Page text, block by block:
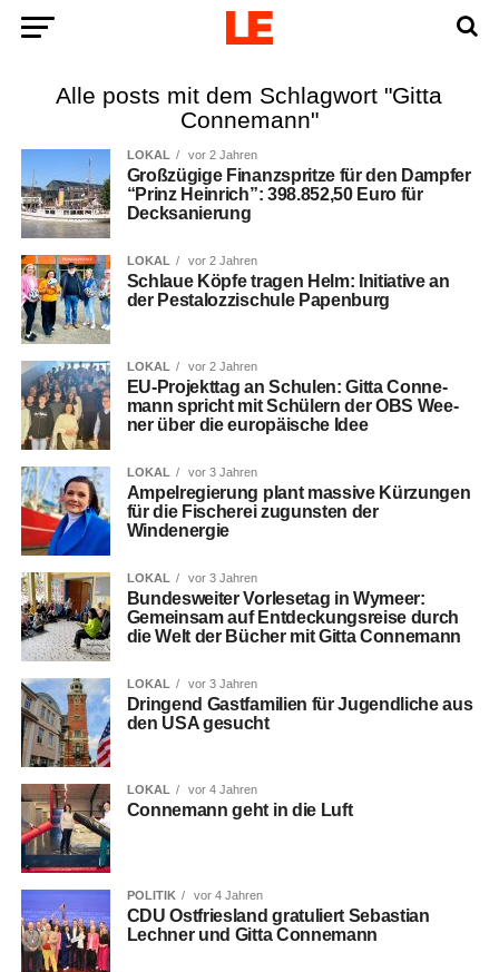
Alle posts mit dem Schlagwort "Gitta
Connemann"
LOKAL vor 2 Jahren
Groß­zü­gi­ge Finanz­sprit­ze für den Damp­fer
“Prinz Hein­rich”: 398.852,50 Euro für
Decksanierung
LOKAL vor 2 Jahren
Schlaue Köp­fe tra­gen Helm: Initia­ti­ve an
der Pes­ta­loz­zi­schu­le Papenburg
LOKAL vor 2 Jahren
EU-Pro­jekt­tag an Schu­len: Git­ta Con­ne­
mann spricht mit Schü­lern der OBS Wee­
ner über die euro­päi­sche Idee
LOKAL vor 3 Jahren
Ampel­re­gie­rung plant mas­si­ve Kür­zun­gen
für die Fische­rei zuguns­ten der
Windenergie
LOKAL vor 3 Jahren
Bun­des­wei­ter Vor­le­se­tag in Wymeer: ​​
Gemein­sam auf Ent­de­ckungs­rei­se durch
die Welt der Bücher mit Git­ta Connemann
LOKAL vor 3 Jahren
Drin­gend Gast­fa­mi­li­en für Jugend­li­che aus
den USA gesucht
LOKAL vor 4 Jahren
Con­ne­mann geht in die Luft
POLITIK vor 4 Jahren
CDU Ost­fries­land gra­tu­liert Sebas­ti­an
Lech­ner und Git­ta Connemann